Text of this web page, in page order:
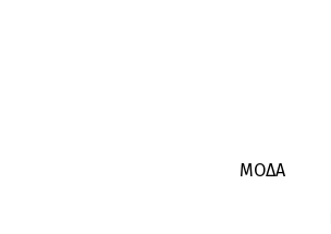
ΜΟΔΑ
ΣΥΝΤΑΓΕΣ & TIPS